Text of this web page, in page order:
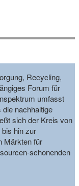
Recycling,
Forum für
umfasst
nachhaltige
sich der Kreis von
hin zur
Märkten für
schonenden